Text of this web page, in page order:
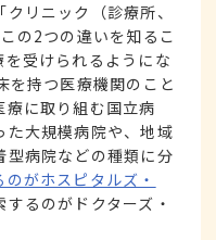
リニック（診療所、
の2つの違いを知るこ
受けられるようにな
を持つ医療機関のこと
に取り組む国立病
た大規模病院や、地域
型病院などの種類に分
のがホスピタルズ・
るのがドクターズ・